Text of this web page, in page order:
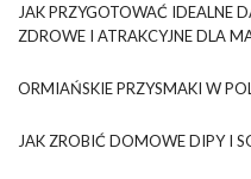
JAK PRZYGOTOWAĆ IDEALNE
ZDROWE I ATRAKCYJNE DLA
ORMIAŃSKIE PRZYSMAKI W
JAK ZROBIĆ DOMOWE DIPY I